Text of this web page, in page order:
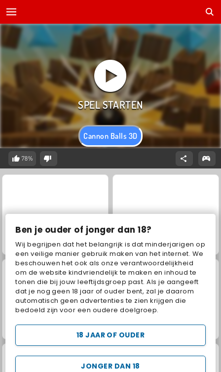
Ben je ouder of jonger dan 18?
Wij begrijpen dat het belangrijk is dat minderjarigen op
een veilige manier gebruik maken van het internet. We
beschouwen het ook als onze verantwoordelijkheid
om de website kindvriendelijk te maken en inhoud te
tonen die bij jouw leeftijdsgroep past. Als je aangeeft
dat je nog geen 18 jaar of ouder bent, zal je daarom
automatisch geen advertenties te zien krijgen die
bedoeld zijn voor een oudere doelgroep.
JONGER DAN 18
18 JAAR OF OUDER
Cannon Balls 3D
78%
Jewel Garden Story Juice Merge
Grand Mahjong Connect